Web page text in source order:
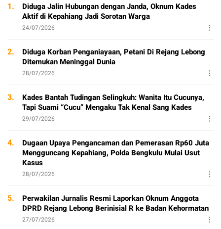
1.
Diduga Jalin Hubungan dengan Janda, Oknum Kades
Aktif di Kepahiang Jadi Sorotan Warga
24/07/2026
2.
Diduga Korban Penganiayaan, Petani Di Rejang Lebong
Ditemukan Meninggal Dunia
28/07/2026
3.
Kades Bantah Tudingan Selingkuh: Wanita Itu Cucunya,
Tapi Suami “Cucu” Mengaku Tak Kenal Sang Kades
29/07/2026
4.
Dugaan Upaya Pengancaman dan Pemerasan Rp60 Juta
Mengguncang Kepahiang, Polda Bengkulu Mulai Usut
Kasus
28/07/2026
5.
Perwakilan Jurnalis Resmi Laporkan Oknum Anggota
DPRD Rejang Lebong Berinisial R ke Badan Kehormatan
27/07/2026